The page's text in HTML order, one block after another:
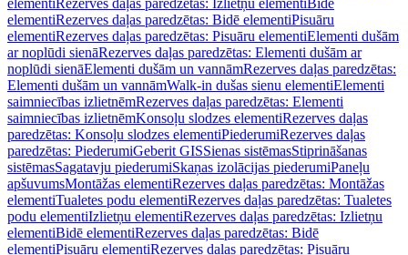
elementiRezerves daļas paredzētas: Izlietņu elementiBidē
elementiRezerves daļas paredzētas: Bidē elementiPisuāru
elementiRezerves daļas paredzētas: Pisuāru elementiElementi dušām
ar noplūdi sienāRezerves daļas paredzētas: Elementi dušām ar
noplūdi sienāElementi dušām un vannāmRezerves daļas paredzētas:
Elementi dušām un vannāmWalk-in dušas sienu elementiElementi
saimniecības izlietnēmRezerves daļas paredzētas: Elementi
saimniecības izlietnēmKonsoļu slodzes elementiRezerves daļas
paredzētas: Konsoļu slodzes elementiPiederumiRezerves daļas
paredzētas: PiederumiGeberit GISSienas sistēmasStiprināšanas
sistēmasSagatavju piederumiSkaņas izolācijas piederumiPaneļu
apšuvumsMontāžas elementiRezerves daļas paredzētas: Montāžas
elementiTualetes podu elementiRezerves daļas paredzētas: Tualetes
podu elementiIzlietņu elementiRezerves daļas paredzētas: Izlietņu
elementiBidē elementiRezerves daļas paredzētas: Bidē
elementiPisuāru elementiRezerves daļas paredzētas: Pisuāru